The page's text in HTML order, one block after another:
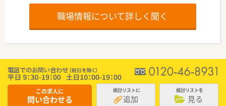
職場情報について詳しく聞く
この求人に
問い合わせる
検討リストに
追加
検討リストを
見る